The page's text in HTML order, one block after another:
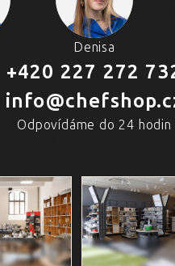
Denisa
+420 227 272
Odpovídáme do 24 hodin